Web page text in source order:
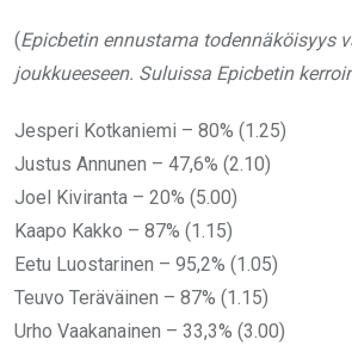
(Epicbetin ennustama todennäköisyys
joukkueeseen. Suluissa Epicbetin
Jesperi Kotkaniemi – 80% (1.25)
Justus Annunen – 47,6% (2.10)
Joel Kiviranta – 20% (5.00)
Kaapo Kakko – 87% (1.15)
Eetu Luostarinen – 95,2% (1.05)
Teuvo Teräväinen – 87% (1.15)
Urho Vaakanainen – 33,3% (3.00)